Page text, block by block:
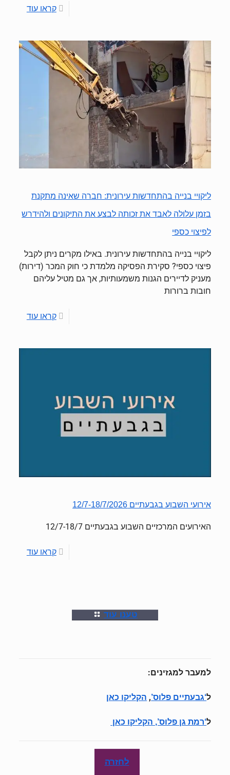
קראו עוד
ליקויי בנייה בהתחדשות עירונית: חברה שאינה מתקנת
בזמן עלולה לאבד את זכותה לבצע את התיקונים ולהידרש
לפיצוי כספי
ליקויי בנייה בהתחדשות עירונית. באילו מקרים ניתן לקבל
פיצוי כספי? סקירת הפסיקה מלמדת כי חוק המכר (דירות)
מעניק לדיירים הגנות משמעותיות, אך גם מטיל עליהם
חובות ברורות
קראו עוד
אירועי השבוע בגבעתיים 12/7-18/7/2026
האירועים המרכזיים השבוע בגבעתיים 12/7-18/7
קראו עוד
טענו עוד
למעבר למגזינים:
ל‘גבעתיים פלוס’, הקליקו כאן
ל‘רמת גן פלוס’, הקליקו כאן
לחזרה